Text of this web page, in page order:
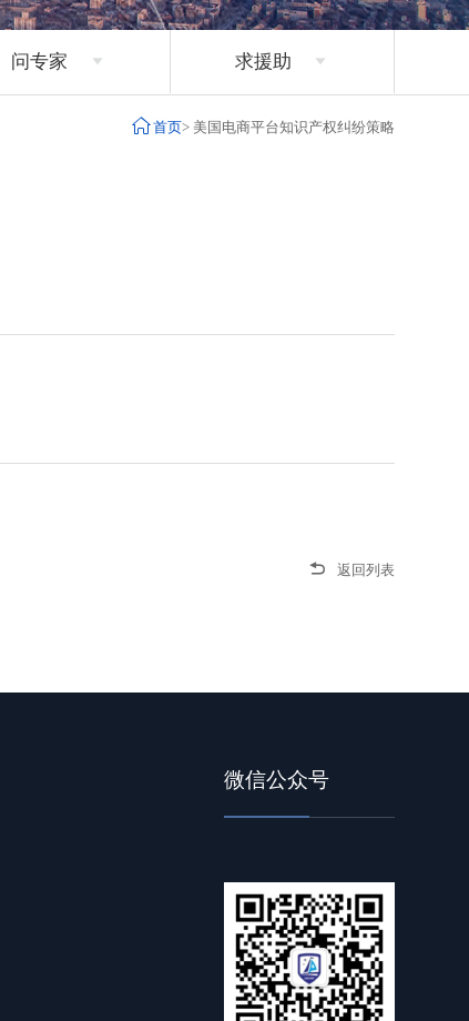
问专家  求援助 
 首页> 美国电商平台知识产权纠纷策略
 返回列表
微信公众号